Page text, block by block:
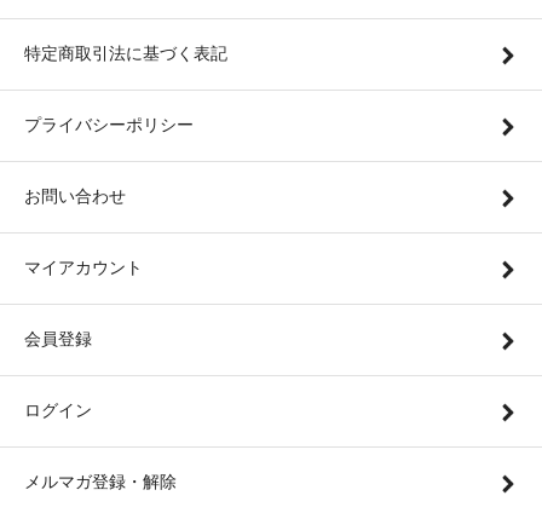
特定商取引法に基づく表記
プライバシーポリシー
お問い合わせ
マイアカウント
会員登録
ログイン
メルマガ登録・解除